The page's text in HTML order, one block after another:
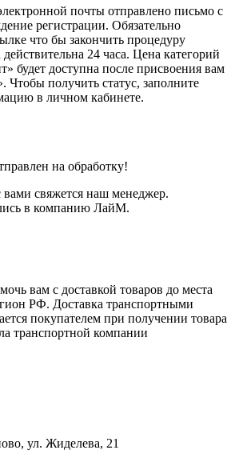
почты отправлено письмо с
регистрации. Обязательно
что бы закончить процедуру
24 часа. Цена категорий
будет доступна после присвоения вам
получить статус, заполните
в личном кабинете.
на обработку!
свяжется наш менеджер.
в компанию ЛайМ.
вам с доставкой товаров до места
РФ. Доставка транспортными
покупателем при получении товара
транспортной компании
ул. Жиделева, 21